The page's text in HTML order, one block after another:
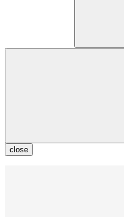
close